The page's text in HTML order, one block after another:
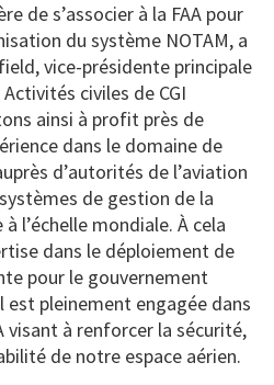
de s’associer à la FAA pour
du système NOTAM, a
vice-présidente principale
civiles de CGI
ainsi à profit près de
dans le domaine de
d’autorités de l’aviation
de gestion de la
l’échelle mondiale. À cela
dans le déploiement de
pour le gouvernement
est pleinement engagée dans
visant à renforcer la sécurité,
de notre espace aérien.